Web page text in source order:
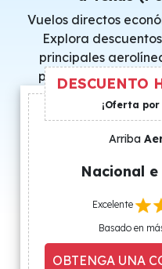
Vuelos directos
Explora
principales
promocionales y
DESCUENTO
¡Oferta
Arriba
Nacional
Excelente
Basado en
OBTENGA UNA